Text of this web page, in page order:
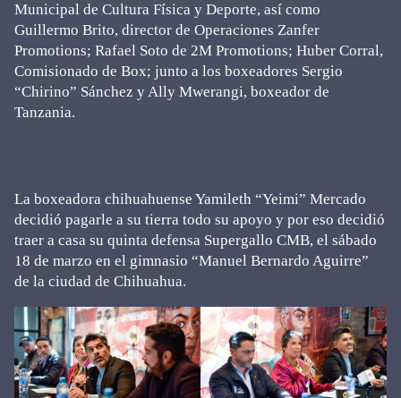
Municipal de Cultura Física y Deporte, así como
Guillermo Brito, director de Operaciones Zanfer
Promotions; Rafael Soto de 2M Promotions; Huber Corral,
Comisionado de Box; junto a los boxeadores Sergio
“Chirino” Sánchez y Ally Mwerangi, boxeador de
Tanzania.
La boxeadora chihuahuense Yamileth “Yeimi” Mercado
decidió pagarle a su tierra todo su apoyo y por eso decidió
traer a casa su quinta defensa Supergallo CMB, el sábado
18 de marzo en el gimnasio “Manuel Bernardo Aguirre”
de la ciudad de Chihuahua.